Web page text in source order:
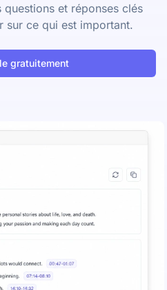
et réponses clés
sur ce qui est important.
gratuitement